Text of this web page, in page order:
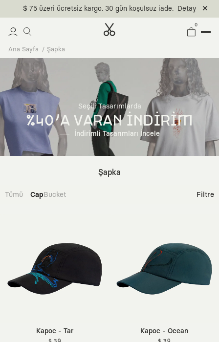
$ 75 üzeri ücretsiz kargo. 30 gün koşulsuz iade. Detay
0
Ana Sayfa Şapka
Seçili Tasarımlarda
%40'A VARAN İNDİRİM
İndirimli Tasarımları İncele
Şapka
Tümü CapBucket Filtre
Kapoc - Tar Kapoc - Ocean